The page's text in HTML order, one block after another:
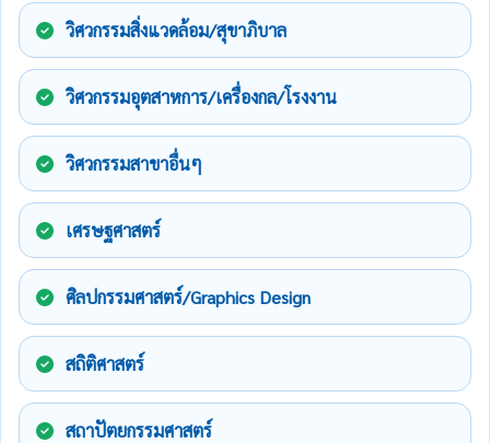
วิศวกรรมสิ่งแวดล้อม/สุขาภิบาล
วิศวกรรมอุตสาหการ/เครื่องกล/โรงงาน
วิศวกรรมสาขาอื่นๆ
เศรษฐศาสตร์
ศิลปกรรมศาสตร์/Graphics Design
สถิติศาสตร์
สถาปัตยกรรมศาสตร์